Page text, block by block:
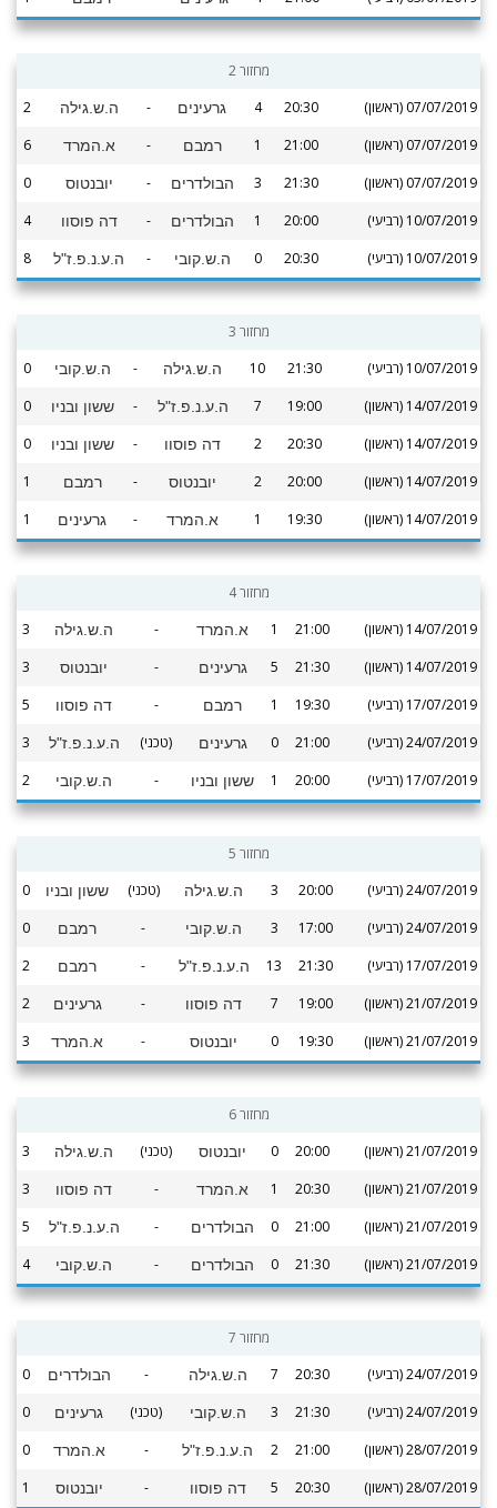
מחזור 2
07/07/2019 (ראשון)
20:30
4 גרעינים - ה.ש.גילה
2
07/07/2019 (ראשון)
21:00
1 רמבם - א.המרד
6
07/07/2019 (ראשון)
21:30
3 הבולדרים - יובנטוס
0
10/07/2019 (רביעי)
20:00
1 הבולדרים - דה פוסוו
4
10/07/2019 (רביעי)
20:30
0 ה.ש.קובי - ה.ע.נ.פ.ז"ל 8
מחזור 3
10/07/2019 (רביעי)
21:30
10 ה.ש.גילה - ה.ש.קובי
0
14/07/2019 (ראשון)
19:00
7 ה.ע.נ.פ.ז"ל - ששון ובניו
0
14/07/2019 (ראשון)
20:30
2 דה פוסוו - ששון ובניו
0
14/07/2019 (ראשון)
20:00
2 יובנטוס - רמבם
1
14/07/2019 (ראשון)
19:30
1 א.המרד - גרעינים 1
מחזור 4
14/07/2019 (ראשון)
21:00
1 א.המרד - ה.ש.גילה
3
14/07/2019 (ראשון)
21:30
5 גרעינים - יובנטוס
3
17/07/2019 (רביעי)
19:30
1 רמבם - דה פוסוו
5
24/07/2019 (רביעי)
21:00
0 גרעינים (טכני) ה.ע.נ.פ.ז"ל
3
17/07/2019 (רביעי)
20:00
1 ששון ובניו - ה.ש.קובי 2
מחזור 5
24/07/2019 (רביעי)
20:00
3 ה.ש.גילה (טכני) ששון ובניו
0
24/07/2019 (רביעי)
17:00
3 ה.ש.קובי - רמבם
0
17/07/2019 (רביעי)
21:30
13 ה.ע.נ.פ.ז"ל - רמבם
2
21/07/2019 (ראשון)
19:00
7 דה פוסוו - גרעינים
2
21/07/2019 (ראשון)
19:30
0 יובנטוס - א.המרד 3
מחזור 6
21/07/2019 (ראשון)
20:00
0 יובנטוס (טכני) ה.ש.גילה
3
21/07/2019 (ראשון)
20:30
1 א.המרד - דה פוסוו
3
21/07/2019 (ראשון)
21:00
0 הבולדרים - ה.ע.נ.פ.ז"ל
5
21/07/2019 (ראשון)
21:30
0 הבולדרים - ה.ש.קובי 4
מחזור 7
24/07/2019 (רביעי)
20:30
7 ה.ש.גילה - הבולדרים
0
24/07/2019 (רביעי)
21:30
3 ה.ש.קובי (טכני) גרעינים
0
28/07/2019 (ראשון)
21:00
2 ה.ע.נ.פ.ז"ל - א.המרד
0
28/07/2019 (ראשון)
20:30
5 דה פוסוו - יובנטוס 1